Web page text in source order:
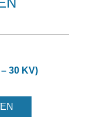
30 KV)